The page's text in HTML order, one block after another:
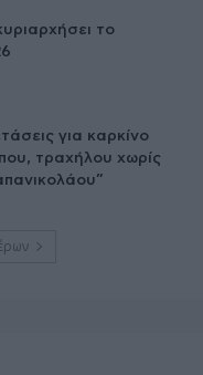
το
για καρκίνο
τραχήλου χωρίς